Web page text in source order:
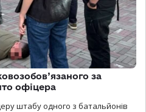
за
офіцера
штабу одного з батальйонів